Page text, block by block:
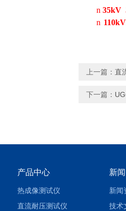
n 35kV
n 110kV
上一篇： 直
下一篇：
产品中心
热成像测试仪
直流耐压测试仪
新
新闻
技术